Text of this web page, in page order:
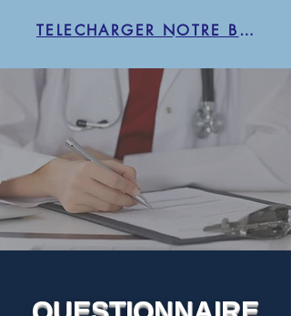
TELECHARGER NOTRE BROCHURE